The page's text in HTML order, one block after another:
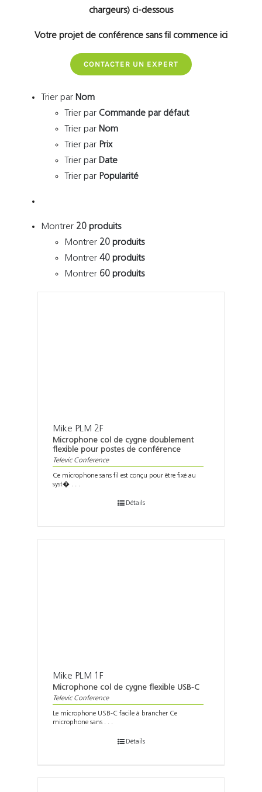
chargeurs) ci-dessous
Votre projet de conférence sans fil commence ici
CONTACTER UN EXPERT
Trier par Nom
Trier par Commande par défaut
Trier par Nom
Trier par Prix
Trier par Date
Trier par Popularité
Montrer 20 produits
Montrer 20 produits
Montrer 40 produits
Montrer 60 produits
Mike PLM 2F
Microphone col de cygne doublement
flexible pour postes de conférence
Televic Conference
Ce microphone sans fil est conçu pour être fixé au
syst� . . .
Détails
Mike PLM 1F
Microphone col de cygne flexible USB-C
Televic Conference
Le microphone USB-C facile à brancher Ce
microphone sans . . .
Détails